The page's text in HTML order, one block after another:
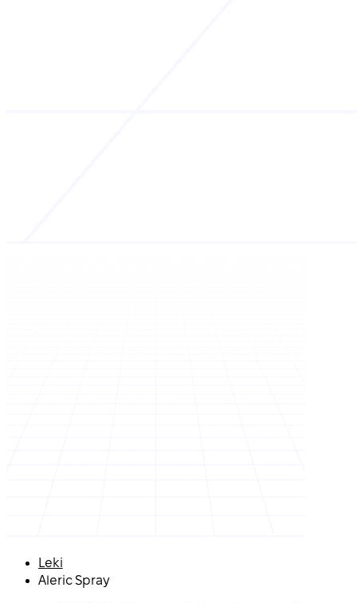
Leki
Aleric Spray